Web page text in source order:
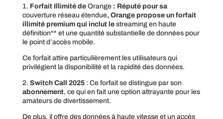
1. Forfait Illimité de Orange: Réputé pour sa
couverture réseau étendue, Orange propose un forfait
illimité premium qui inclut le streaming en haute
définition** et une quantité substantielle de données pour
le point d’accès mobile.
Ce forfait attire particulièrement les utilisateurs qui
privilégient la disponibilité et la rapidité des données.
2. Switch Call 2025: Ce forfait se distingue par son
abonnement, ce qui en fait une option attrayante pour les
amateurs de divertissement.
De plus, il offre des données à haute vitesse et un accès